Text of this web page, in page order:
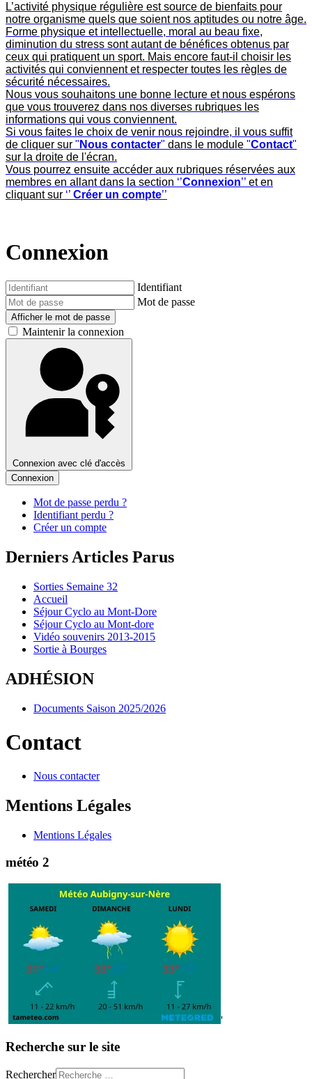
L’activité physique régulière est source de bienfaits pour
notre organisme quels que soient nos aptitudes ou notre âge.
Forme physique et intellectuelle, moral au beau fixe,
diminution du stress sont autant de bénéfices obtenus par
ceux qui pratiquent un sport. Mais encore faut-il choisir les
activités qui conviennent et respecter toutes les règles de
sécurité nécessaires.
Nous vous souhaitons une bonne lecture et nous espérons
que vous trouverez dans nos diverses rubriques les
informations qui vous conviennent.
Si vous faites le choix de venir nous rejoindre, il vous suffit
de cliquer sur " Nous contacter" dans le module "Contact"
sur la droite de l'écran.
Vous pourrez ensuite accéder aux rubriques réservées aux
membres en allant dans la section ‘’Connexion’’ et en
cliquant sur ‘’ Créer un compte’’
Connexion
Identifiant
Mot de passe
Afficher le mot de passe
Maintenir la connexion
Connexion avec clé d'accès
Connexion
Mot de passe perdu ?
Identifiant perdu ?
Créer un compte
Derniers Articles Parus
Sorties Semaine 32
Accueil
Séjour Cyclo au Mont-Dore
Séjour Cyclo au Mont-dore
Vidéo souvenirs 2013-2015
Sortie à Bourges
ADHÉSION
Documents Saison 2025/2026
Contact
Nous contacter
Mentions Légales
Mentions Légales
météo 2
'
Recherche sur le site
Rechercher